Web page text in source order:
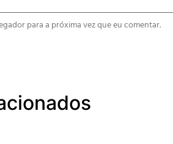
para a próxima vez que eu comentar.